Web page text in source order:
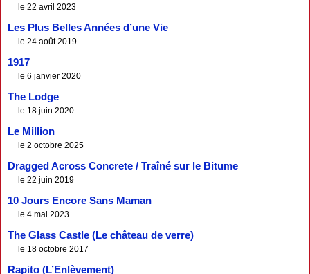
le 22 avril 2023
Les Plus Belles Années d’une Vie
le 24 août 2019
1917
le 6 janvier 2020
The Lodge
le 18 juin 2020
Le Million
le 2 octobre 2025
Dragged Across Concrete / Traîné sur le Bitume
le 22 juin 2019
10 Jours Encore Sans Maman
le 4 mai 2023
The Glass Castle (Le château de verre)
le 18 octobre 2017
Rapito (L’Enlèvement)